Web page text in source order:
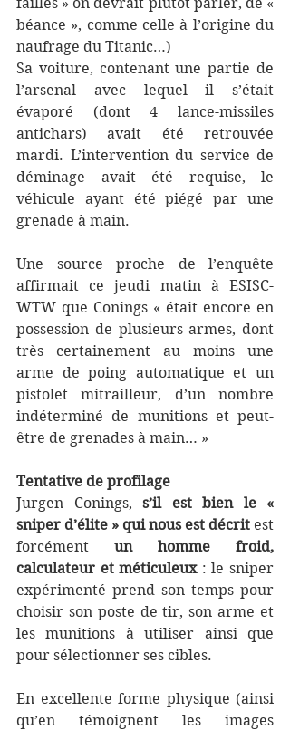
béance », comme celle à l’origine du
naufrage du Titanic…)
Sa voiture, contenant une partie de
l’arsenal avec lequel il s’était
évaporé (dont 4 lance-missiles
antichars) avait été retrouvée
mardi. L’intervention du service de
déminage avait été requise, le
véhicule ayant été piégé par une
grenade à main.
Une source proche de l’enquête
affirmait ce jeudi matin à ESISC-
WTW que Conings « était encore en
possession de plusieurs armes, dont
très certainement au moins une
arme de poing automatique et un
pistolet mitrailleur, d’un nombre
indéterminé de munitions et peut-
être de grenades à main… »
Tentative de profilage
Jurgen Conings, s’il est bien le «
sniper d’élite » qui nous est décrit est
forcément un homme froid,
calculateur et méticuleux : le sniper
expérimenté prend son temps pour
choisir son poste de tir, son arme et
les munitions à utiliser ainsi que
pour sélectionner ses cibles.
En excellente forme physique (ainsi
qu’en témoignent les images